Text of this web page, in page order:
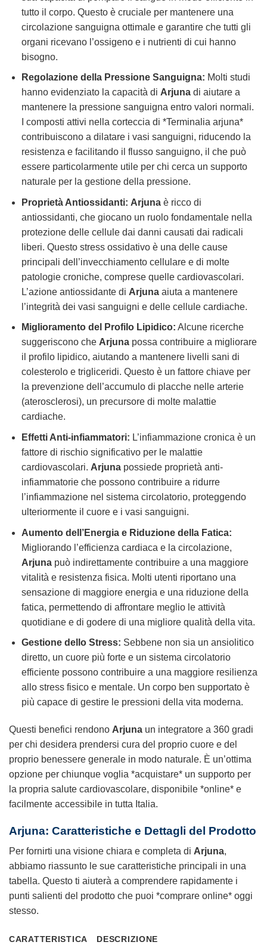
tutto il corpo. Questo è cruciale per mantenere una
circolazione sanguigna ottimale e garantire che tutti gli
organi ricevano l’ossigeno e i nutrienti di cui hanno
bisogno.
Regolazione della Pressione Sanguigna: Molti studi
hanno evidenziato la capacità di Arjunadi aiutare a
mantenere la pressione sanguigna entro valori normali.
I composti attivi nella corteccia di *Terminalia arjuna*
contribuiscono a dilatare i vasi sanguigni, riducendo la
resistenza e facilitando il flusso sanguigno, il che può
essere particolarmente utile per chi cerca un supporto
naturale per la gestione della pressione.
Proprietà Antiossidanti: Arjunaè ricco di
antiossidanti, che giocano un ruolo fondamentale nella
protezione delle cellule dai danni causati dai radicali
liberi. Questo stress ossidativo è una delle cause
principali dell’invecchiamento cellulare e di molte
patologie croniche, comprese quelle cardiovascolari.
L’azione antiossidante di Arjunaaiuta a mantenere
l’integrità dei vasi sanguigni e delle cellule cardiache.
Miglioramento del Profilo Lipidico: Alcune ricerche
suggeriscono che Arjunapossa contribuire a migliorare
il profilo lipidico, aiutando a mantenere livelli sani di
colesterolo e trigliceridi. Questo è un fattore chiave per
la prevenzione dell’accumulo di placche nelle arterie
(aterosclerosi), un precursore di molte malattie
cardiache.
Effetti Anti-infiammatori: L’infiammazione cronica è un
fattore di rischio significativo per le malattie
cardiovascolari. Arjunapossiede proprietà anti-
infiammatorie che possono contribuire a ridurre
l’infiammazione nel sistema circolatorio, proteggendo
ulteriormente il cuore e i vasi sanguigni.
Aumento dell’Energia e Riduzione della Fatica:
Migliorando l’efficienza cardiaca e la circolazione,
Arjunapuò indirettamente contribuire a una maggiore
vitalità e resistenza fisica. Molti utenti riportano una
sensazione di maggiore energia e una riduzione della
fatica, permettendo di affrontare meglio le attività
quotidiane e di godere di una migliore qualità della vita.
Gestione dello Stress: Sebbene non sia un ansiolitico
diretto, un cuore più forte e un sistema circolatorio
efficiente possono contribuire a una maggiore resilienza
allo stress fisico e mentale. Un corpo ben supportato è
più capace di gestire le pressioni della vita moderna.
Questi benefici rendono Arjuna un integratore a 360 gradi
per chi desidera prendersi cura del proprio cuore e del
proprio benessere generale in modo naturale. È un’ottima
opzione per chiunque voglia *acquistare* un supporto per
la propria salute cardiovascolare, disponibile *online* e
facilmente accessibile in tutta Italia.
Arjuna: Caratteristiche e Dettagli del Prodotto
Per fornirti una visione chiara e completa di Arjuna,
abbiamo riassunto le sue caratteristiche principali in una
tabella. Questo ti aiuterà a comprendere rapidamente i
punti salienti del prodotto che puoi *comprare online* oggi
stesso.
CARATTERISTICA
DESCRIZIONE